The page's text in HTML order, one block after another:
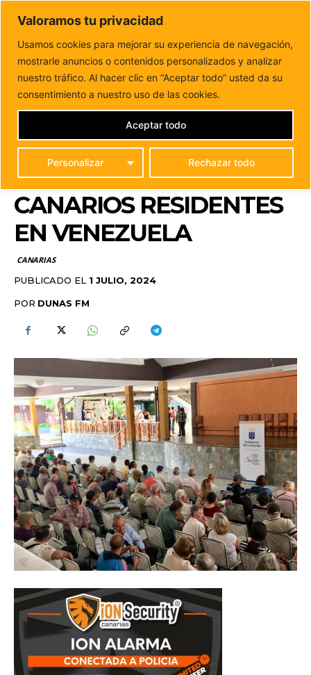
Valoramos tu privacidad
Usamos cookies para mejorar su experiencia de navegación,
mostrarle anuncios o contenidos personalizados y analizar
nuestro tráfico. Al hacer clic en “Aceptar todo” usted da su
consentimiento a nuestro uso de las cookies.
Personalizar Rechazar todo
Aceptar todo
DUNAS FM
Tu informacion de forma cercana
Inicio CANARIAS
Canarias destina cuatro millones de
euros para la asistencia a los canarios...
CANARIAS DESTINA
CUATRO MILLONES DE
EUROS PARA LA
ASISTENCIA A LOS
CANARIOS RESIDENTES
EN VENEZUELA
CANARIAS
PUBLICADO EL 1 JULIO, 2024
POR DUNAS FM